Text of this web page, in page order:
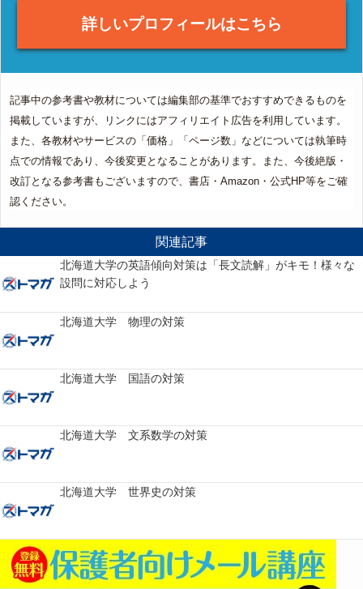
詳しいプロフィールはこちら
記事中の参考書や教材については編集部の基準でおすすめできるものを
掲載していますが、リンクにはアフィリエイト広告を利用しています。
また、各教材やサービスの「価格」「ページ数」などについては執筆時
点での情報であり、今後変更となることがあります。また、今後絶版・
改訂となる参考書もございますので、書店・Amazon・公式HP等をご確
認ください。
関連記事
北海道大学の英語傾向対策は「長文読解」がキモ！様々な
設問に対応しよう
北海道大学 物理の対策
北海道大学 国語の対策
北海道大学 文系数学の対策
北海道大学 世界史の対策